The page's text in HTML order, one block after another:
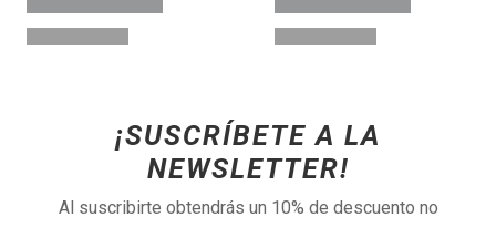
¡SUSCRÍBETE A LA
NEWSLETTER!
Al suscribirte obtendrás un 10% de descuento no